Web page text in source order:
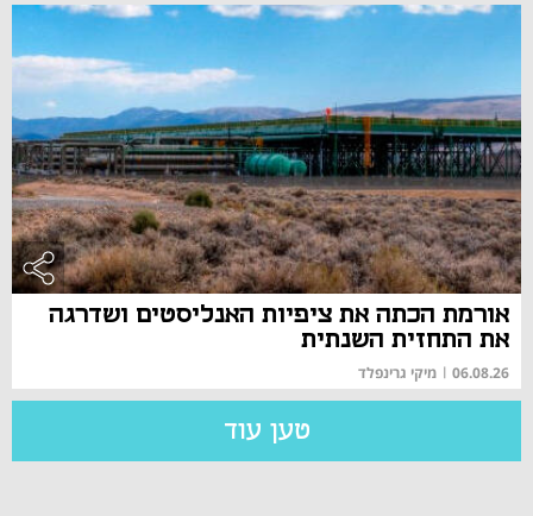
אורמת הכתה את ציפיות האנליסטים ושדרגה
את התחזית השנתית
06.08.26
| מיקי גרינפלד
טען עוד